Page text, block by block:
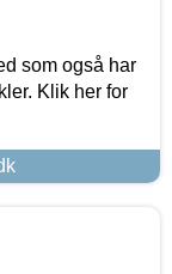
som også har
Klik her for